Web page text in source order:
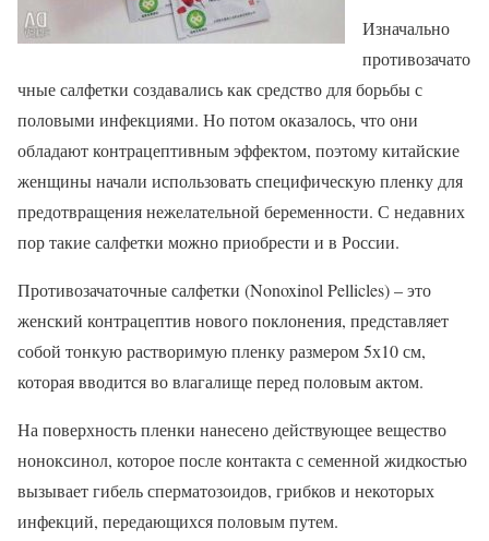
Изначально
противозачато
чные салфетки создавались как средство для борьбы с
половыми инфекциями. Но потом оказалось, что они
обладают контрацептивным эффектом, поэтому китайские
женщины начали использовать специфическую пленку для
предотвращения нежелательной беременности. С недавних
пор такие салфетки можно приобрести и в России.
Противозачаточные салфетки (Nonoxinol Pellicles) – это
женский контрацептив нового поклонения, представляет
собой тонкую растворимую пленку размером 5х10 см,
которая вводится во влагалище перед половым актом.
На поверхность пленки нанесено действующее вещество
ноноксинол, которое после контакта с семенной жидкостью
вызывает гибель сперматозоидов, грибков и некоторых
инфекций, передающихся половым путем.